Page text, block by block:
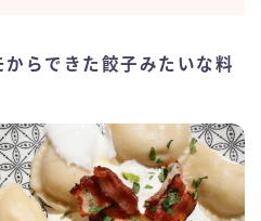
からできた餃子みたいな料